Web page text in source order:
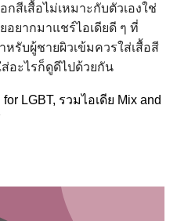
กสีเสื้อไม่เหมาะกับตัวเองใช่
อยากมาแชร์ไอเดียดี ๆ ที่
รับผู้ชายผิวเข้มควรใส่เสื้อสี
อะไรก็ดูดีไปด้วยกัน
for LGBT, รวมไอเดีย Mix and